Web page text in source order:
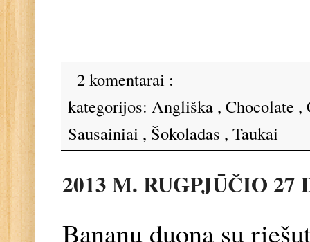
2 komentarai :
kategorijos: Angliška , Chocolate ,
Sausainiai , Šokoladas , Taukai
2013 M. RUGPJŪČIO 27
Bananų duona su